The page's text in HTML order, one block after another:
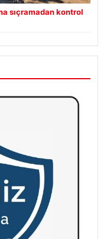
sıçramadan kontrol